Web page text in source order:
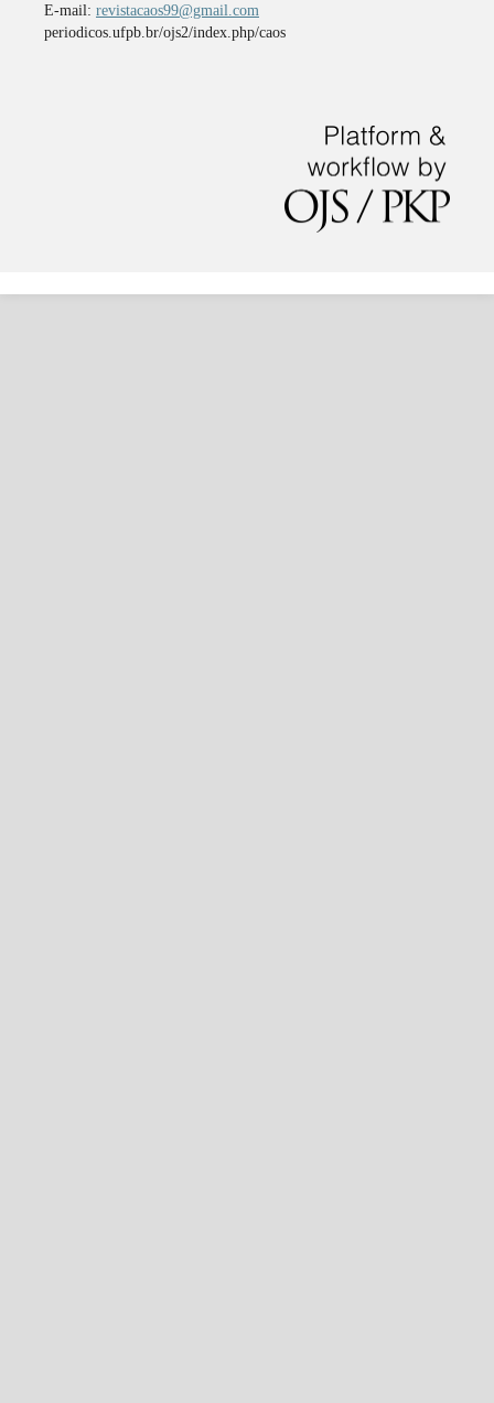
E-mail: revistacaos99@gmail.com
periodicos.ufpb.br/ojs2/index.php/caos